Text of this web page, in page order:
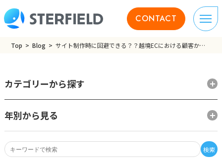
CONTACT
Top Blog サイト制作時に回避できる？？越境ECにおける顧客からの返品、キャンセル対策方法を解説！
検索
カテゴリーから探す
年別から見る